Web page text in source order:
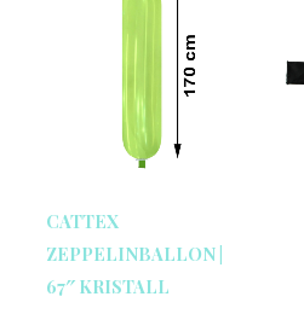
CATTEX
ZEPPELINBALLON |
67″ KRISTALL